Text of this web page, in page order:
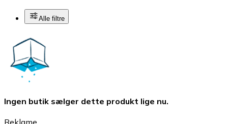
Alle filtre
Ingen butik sælger dette produkt lige nu.
Reklame